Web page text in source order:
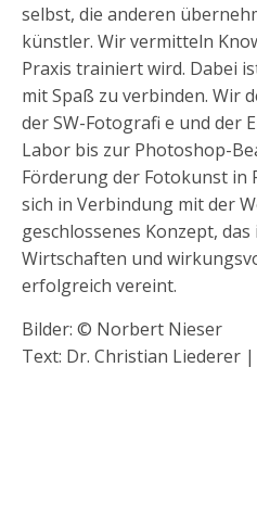
selbst, die anderen
künstler. Wir vermitteln
Praxis trainiert wird. Dabei
mit Spaß zu verbinden. Wir
der SW-Fotografi e und der
Labor bis zur Photoshop-
Förderung der Fotokunst in
sich in Verbindung mit der
geschlossenes Konzept,
Wirtschaften und
erfolgreich vereint.
Bilder: © Norbert Nieser
Text: Dr. Christian Liederer